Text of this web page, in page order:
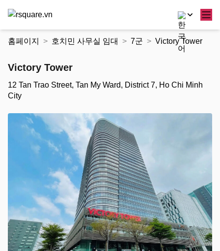
홈페이지 호치민 사무실 임대 7군 Victory Tower
Victory Tower
12 Tan Trao Street, Tan My Ward, District 7, Ho Chi Minh
City